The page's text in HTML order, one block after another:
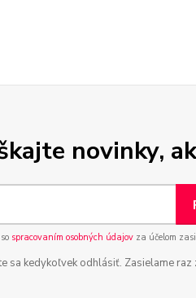
novinky,
spracovaním osobných údajovza účelom
sa kedykoľvek odhlásiť. Zasielame raz